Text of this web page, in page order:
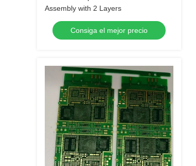
Assembly with 2 Layers
Consiga el mejor precio